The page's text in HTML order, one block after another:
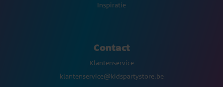
Inspiratie
Contact
Klantenservice
klantenservice@kidspartystore.be